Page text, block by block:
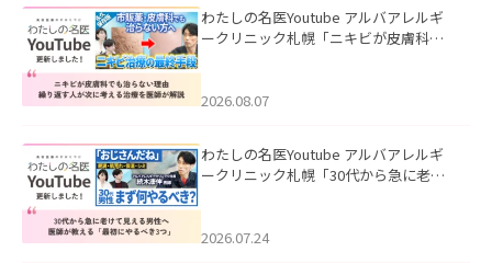
わたしの名医Youtube アルバアレルギ
ークリニック札幌「ニキビが皮膚科で
ました。
2026.08.07
わたしの名医Youtube アルバアレルギ
ークリニック札幌「30代から急に老け
た。
2026.07.24